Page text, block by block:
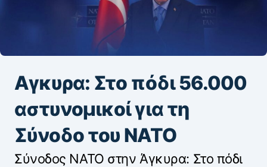
Αγκυρα: Στο πόδι 56.000
αστυνομικοί για τη
Σύνοδο του ΝΑΤΟ
Σύνοδος ΝΑΤΟ στην Άγκυρα: Στο πόδι